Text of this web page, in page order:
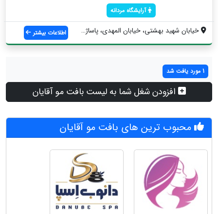
آرایشگاه مردانه
خیابان شهید بهشتی، خیابان المهدی، پاساژ ... اطلاعات بیشتر
1 مورد یافت شد
افزودن شغل شما به لیست بافت مو آقایان
محبوب ترین های بافت مو آقایان